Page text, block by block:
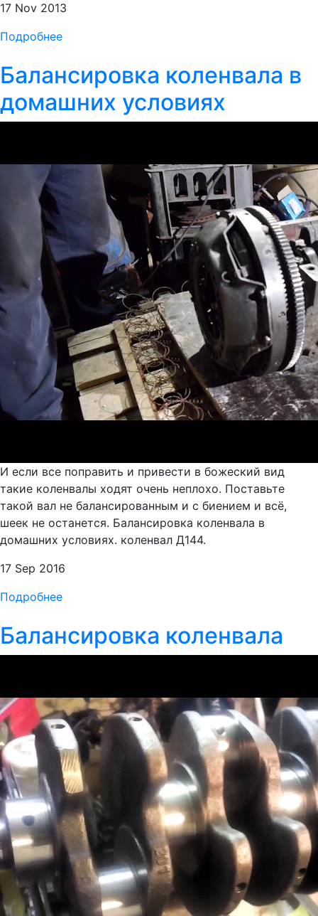
17 Nov 2013
Подробнее
Балансировка коленвала в
домашних условиях
И если все поправить и привести в божеский вид
такие коленвалы ходят очень неплохо. Поставьте
такой вал не балансированным и с биением и всё,
шеек не останется. Балансировка коленвала в
домашних условиях. коленвал Д144.
17 Sep 2016
Подробнее
Балансировка коленвала